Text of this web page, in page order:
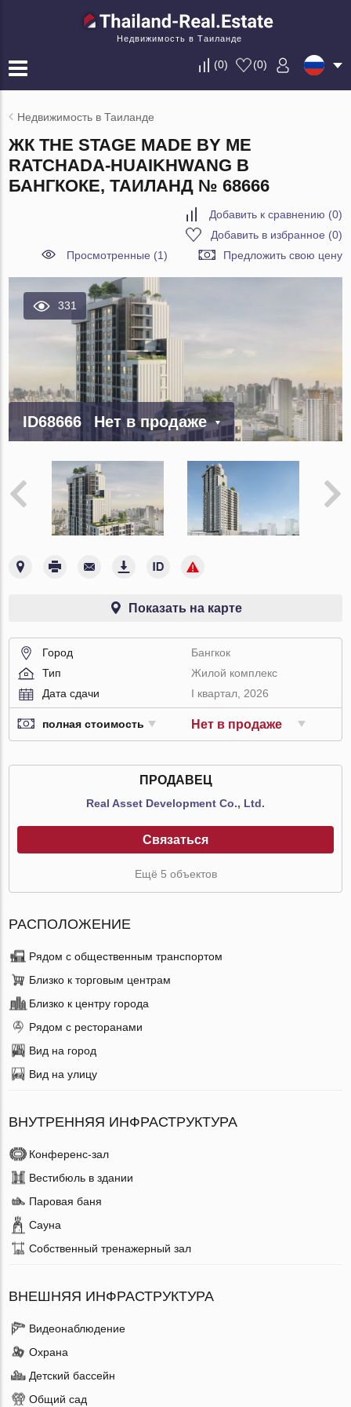
Недвижимость в Таиланде
(0) (0)
Недвижимость в Таиланде
ЖК THE STAGE MADE BY ME
RATCHADA-HUAIKHWANG В
БАНГКОКЕ, ТАИЛАНД № 68666
Добавить к сравнению (0)
Добавить в избранное (0)
Просмотренные (1)
Предложить свою цену
331
ID68666 Нет в продаже
Показать на карте
Город
Бангкок
Тип
Жилой комплекс
Дата сдачи
I квартал, 2026
полная стоимость Нет в продаже
ПРОДАВЕЦ
Real Asset Development Co., Ltd.
Связаться
Ещё 5 объектов
РАСПОЛОЖЕНИЕ
Рядом с общественным транспортом
Близко к торговым центрам
Близко к центру города
Рядом с ресторанами
Вид на город
Вид на улицу
ВНУТРЕННЯЯ ИНФРАСТРУКТУРА
Конференс-зал
Вестибюль в здании
Паровая баня
Сауна
Собственный тренажерный зал
ВНЕШНЯЯ ИНФРАСТРУКТУРА
Видеонаблюдение
Охрана
Детский бассейн
Общий сад